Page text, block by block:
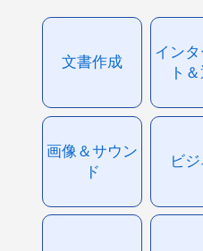
文書作成
イン
ト
画像＆サウン
ド
ビ